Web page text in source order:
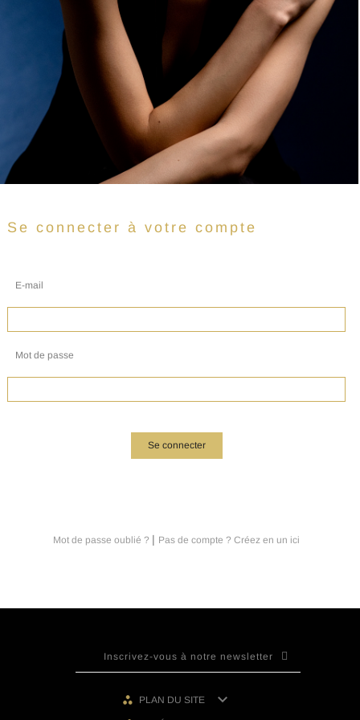
Se connecter à votre compte
E-mail
Mot de passe
Se connecter
Mot de passe oublié ? | Pas de compte ? Créez en un ici
PLAN DU SITE 